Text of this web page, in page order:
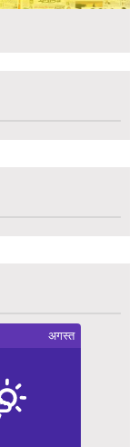
अगस्त